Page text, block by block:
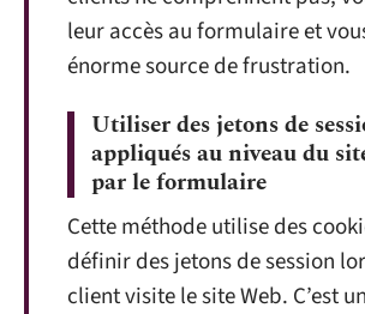
leur accès au formulaire et
énorme source de frustration.
Utiliser des jetons de
appliqués au niveau du
par le formulaire
Cette méthode utilise des
définir des jetons de session
client visite le site Web. C’est